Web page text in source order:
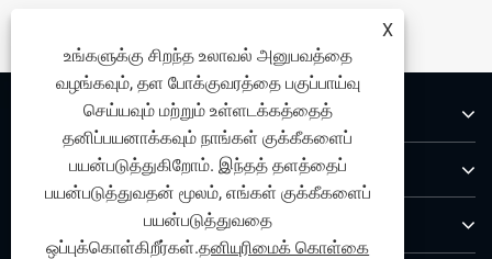
எங்களைப் பற்றி
தயாரிப்புகள்
எங்களை தொடர்பு கொள்ள
X
உங்களுக்கு சிறந்த உலாவல் அனுபவத்தை
வழங்கவும், தள போக்குவரத்தை பகுப்பாய்வு
செய்யவும் மற்றும் உள்ளடக்கத்தைத்
தனிப்பயனாக்கவும் நாங்கள் குக்கீகளைப்
பயன்படுத்துகிறோம். இந்தத் தளத்தைப்
பயன்படுத்துவதன் மூலம், எங்கள் குக்கீகளைப்
பயன்படுத்துவதை
ஒப்புக்கொள்கிறீர்கள்.தனியுரிமைக் கொள்கை